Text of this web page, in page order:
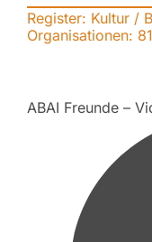
Register: Kultur /
Organisationen: 81
ABAI Freunde –